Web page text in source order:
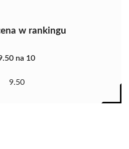
w rankingu
na 10
9.50